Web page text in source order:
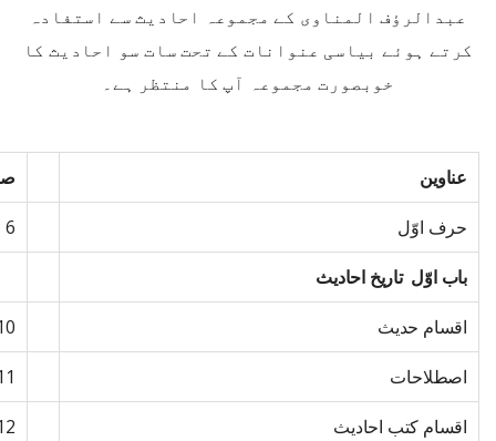
عبدالرؤف المناوی کے مجموعہ احادیث سے استفادہ
کرتے ہوئے بیاسی عنوانات کے تحت سات سو احادیث کا
خوبصورت مجموعہ آپ کا منتظر ہے۔
عناوین
حرف اوّل 6
باب اوّل تاریخ احادیث
اقسام حدیث
اصطلاحات
اقسام کتب احادیث